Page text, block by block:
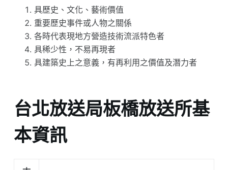
具歷史、文化、藝術價值
重要歷史事件或人物之關係
各時代表現地方營造技術流派特色者
具稀少性，不易再現者
具建築史上之意義，有再利用之價值及潛力者
台北放送局板橋放送所基
本資訊